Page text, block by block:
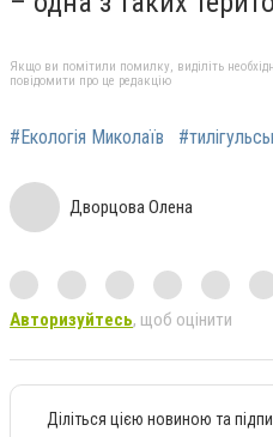
Якщо ви помітили помилку, виділіть
повідомити про це редакцію
#Екологія Миколаїв
Дворцова Олена
Авторизуйтесь, щоб оцінити
Діліться цією новиною та